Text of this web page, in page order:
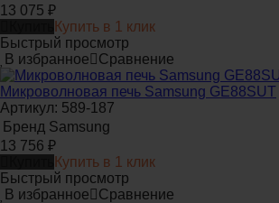
13 075 ₽
Купить в 1 клик
Быстрый просмотр
В избранное
Сравнение
Микроволновая печь Samsung GE88SUT
Артикул: 589-187
Бренд Samsung
13 756 ₽
Купить в 1 клик
Быстрый просмотр
В избранное
Сравнение